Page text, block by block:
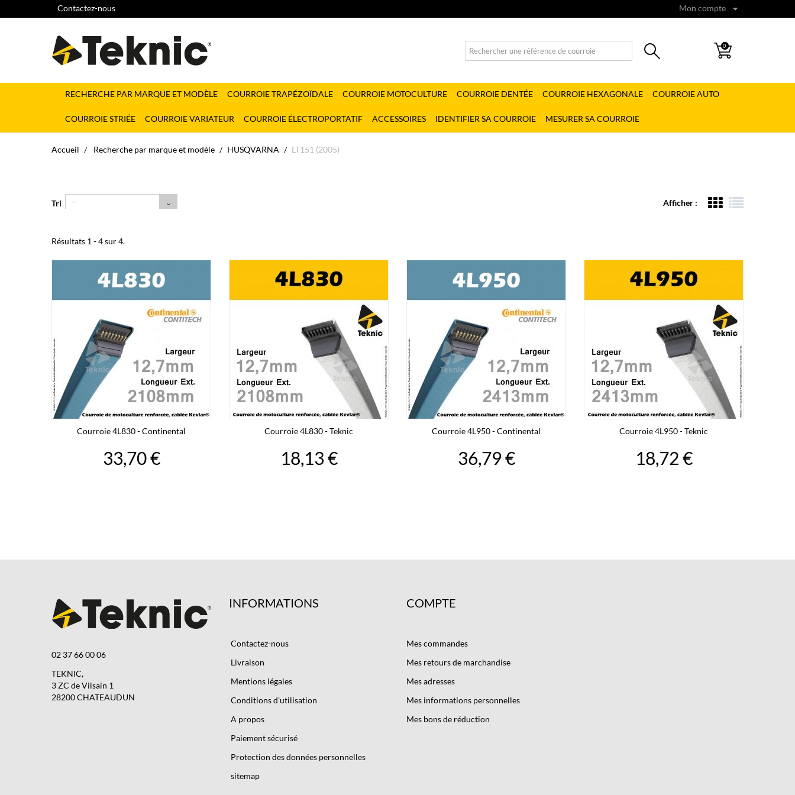
Mon compte
Contactez-nous
0
RECHERCHE PAR MARQUE ET MODÈLE COURROIE TRAPÉZOÏDALE COURROIE MOTOCULTURE COURROIE DENTÉE COURROIE HEXAGONALE COURROIE AUTO
COURROIE STRIÉE COURROIE VARIATEUR COURROIE ÉLECTROPORTATIF ACCESSOIRES IDENTIFIER SA COURROIE MESURER SA COURROIE
Accueil Recherche par marque et modèle HUSQVARNA LT151 (2005)
Afficher :
Tri --
Résultats 1 - 4 sur 4.
Courroie 4L830 - Continental
33,70 €
Courroie 4L830 - Teknic
18,13 €
Courroie 4L950 - Continental
36,79 €
Courroie 4L950 - Teknic
18,72 €
02 37 66 00 06
TEKNIC,
3 ZC de Vilsain 1
28200 CHATEAUDUN
INFORMATIONS
Contactez-nous
Livraison
Mentions légales
Conditions d'utilisation
A propos
Paiement sécurisé
Protection des données personnelles
sitemap
COMPTE
Mes commandes
Mes retours de marchandise
Mes adresses
Mes informations personnelles
Mes bons de réduction